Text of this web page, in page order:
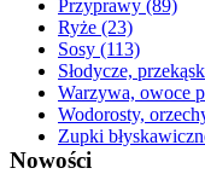
Przyprawy (89)
Ryże (23)
Sosy (113)
Słodycze,
Warzywa, owoce
Wodorosty,
Zupki
Nowości